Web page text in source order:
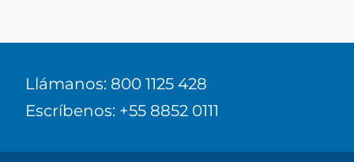
Llámanos: 800 1125 428
Escríbenos: +55 8852 0111